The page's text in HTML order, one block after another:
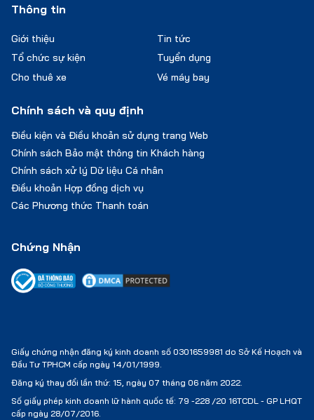
Chứng Nhận
Giấy chứng nhận đăng ký kinh doanh số 0301659981 do Sở Kế Hoạch và
Đầu Tư TPHCM cấp ngày 14/01/1999.
Đăng ký thay đổi lần thứ: 15, ngày 07 tháng 06 năm 2022.
Số giấy phép kinh doanh lữ hành quốc tế: 79 -228 /20 16TCDL - GP LHQT
cấp ngày 28/07/2016.
Thông tin
Giới thiệu
Tổ chức sự kiện
Cho thuê xe
Vé máy bay
Tin tức
Tuyển dụng
Chính sách và quy định
Điều kiện và Điều khoản sử dụng trang Web
Chính sách Bảo mật thông tin Khách hàng
Chính sách xử lý Dữ liệu Cá nhân
Điều khoản Hợp đồng dịch vụ
Các Phương thức Thanh toán